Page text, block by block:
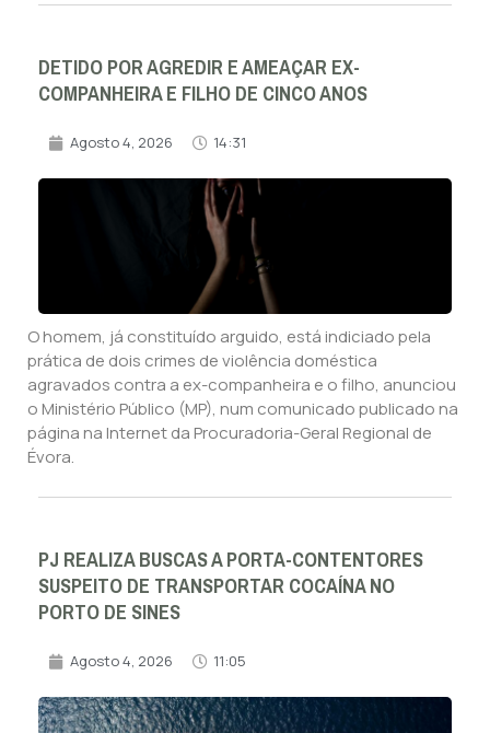
DETIDO POR AGREDIR E AMEAÇAR EX-
COMPANHEIRA E FILHO DE CINCO ANOS
Agosto 4, 2026 14:31
O homem, já constituído arguido, está indiciado pela
prática de dois crimes de violência doméstica
agravados contra a ex-companheira e o filho, anunciou
o Ministério Público (MP), num comunicado publicado na
página na Internet da Procuradoria-Geral Regional de
Évora.
PJ REALIZA BUSCAS A PORTA-CONTENTORES
SUSPEITO DE TRANSPORTAR COCAÍNA NO
PORTO DE SINES
Agosto 4, 2026 11:05